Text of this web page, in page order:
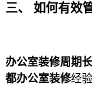
三、 如何有效
办公室装修周期长
都办公室装修经